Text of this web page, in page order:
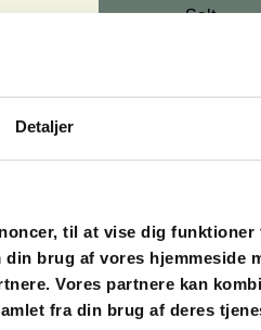
Detaljer
til at vise dig
brug af vores hjemmeside
Vores partnere kan
fra din brug af deres
Salt
240 g
2
1 tsk
1 tsk
1 tsk
1 dl vand